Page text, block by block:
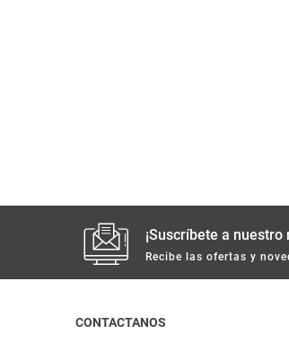
mascotas
limpieza
¡Suscríbete a
Recibe las ofertas y
CONTACTANOS